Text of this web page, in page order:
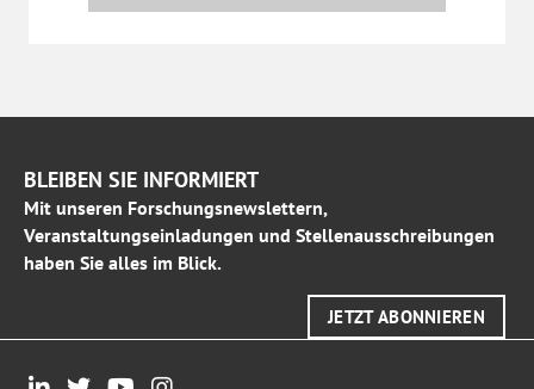
BLEIBEN SIE INFORMIERT
Mit unseren Forschungsnewslettern,
Veranstaltungseinladungen und Stellenausschreibungen
haben Sie alles im Blick.
JETZT ABONNIEREN